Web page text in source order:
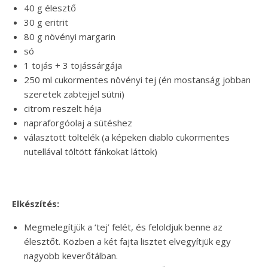
40 g élesztő
30 g eritrit
80 g növényi margarin
só
1 tojás + 3 tojássárgája
250 ml cukormentes növényi tej (én mostanság jobban
szeretek zabtejjel sütni)
citrom reszelt héja
napraforgóolaj a sütéshez
választott töltelék (a képeken diablo cukormentes
nutellával töltött fánkokat láttok)
Elkészítés:
Megmelegítjük a ‘tej’ felét, és feloldjuk benne az
élesztőt. Közben a két fajta lisztet elvegyítjük egy
nagyobb keverőtálban.